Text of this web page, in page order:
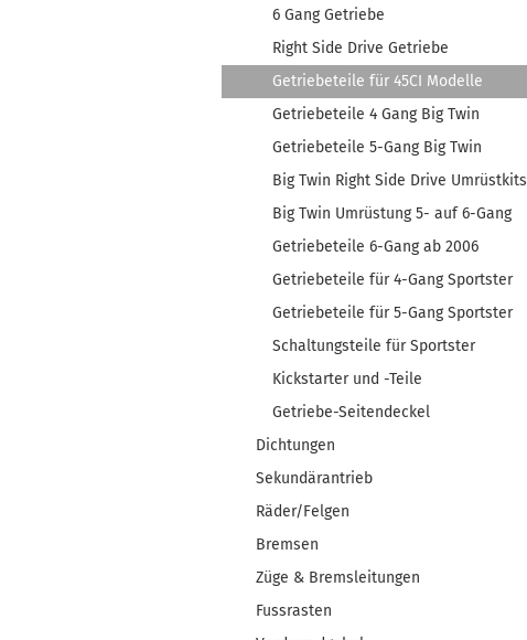
6 Gang Getriebe
Right Side Drive Getriebe
Getriebeteile für 45CI Modelle
Getriebeteile 4 Gang Big Twin
Getriebeteile 5-Gang Big Twin
Big Twin Right Side Drive Umrüstkits
Big Twin Umrüstung 5- auf 6-Gang
Getriebeteile 6-Gang ab 2006
Getriebeteile für 4-Gang Sportster
Getriebeteile für 5-Gang Sportster
Schaltungsteile für Sportster
Kickstarter und -Teile
Getriebe-Seitendeckel
Dichtungen
Sekundärantrieb
Räder/Felgen
Bremsen
Züge & Bremsleitungen
Fussrasten